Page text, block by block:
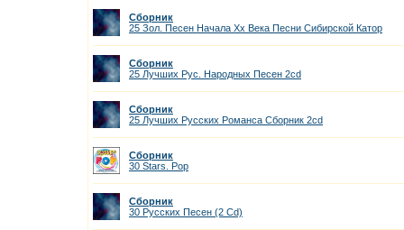
Сборник
25 Зол. Песен Начала Хх Века Песни Сибирской Катор
Сборник
25 Лучших Рус. Народных Песен 2cd
Сборник
25 Лучших Русских Романса Сборник 2cd
Сборник
30 Stars. Pop
Сборник
30 Русских Песен (2 Cd)